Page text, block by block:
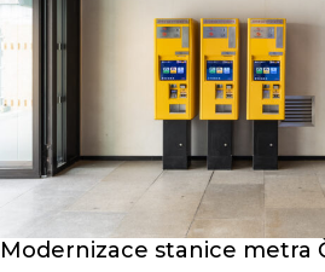
Modernizace stanice metra